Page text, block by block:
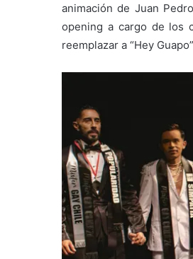
animación de Juan
opening a cargo de los
reemplazar a “Hey